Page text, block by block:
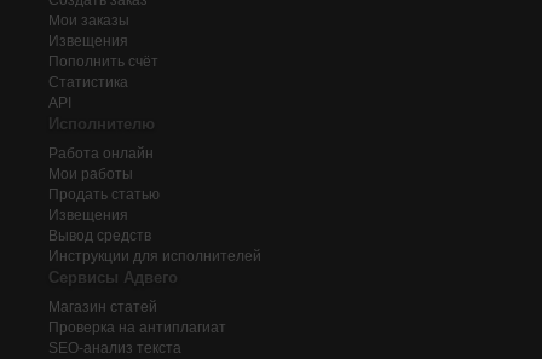
Мои заказы
Извещения
Пополнить счёт
Статистика
API
Исполнителю
Работа онлайн
Мои работы
Продать статью
Извещения
Вывод средств
Инструкции для исполнителей
Сервисы Адвего
Магазин статей
Проверка на антиплагиат
SEO-анализ текста